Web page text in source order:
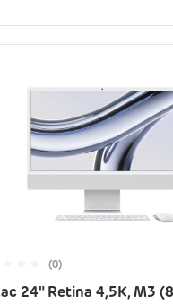
(0)
24" Retina 4,5K, M3